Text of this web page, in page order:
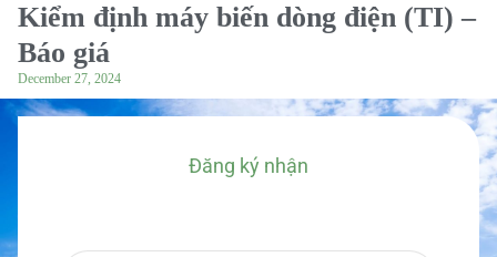
Kiểm định máy biến dòng điện (TI) –
Báo giá
December 27, 2024
Đăng ký nhận